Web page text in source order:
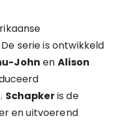
serie is ontwikkeld
John en Alison
. Schapkeris de
en uitvoerend